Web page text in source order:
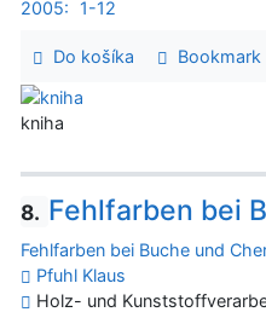
2005:
1-12
Do košíka Bookmark
kniha
8. Fehlfarben bei
Fehlfarben bei Buche und
Pfuhl Klaus
Holz- und